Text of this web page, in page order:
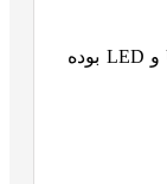
مجهز به هر دو نوع لامپ UV و LED بوده